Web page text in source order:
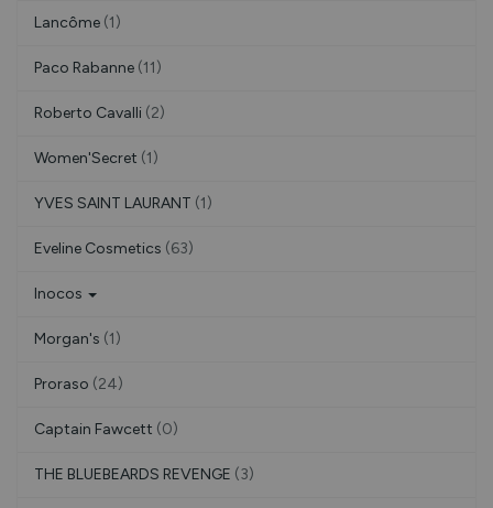
Lancôme (1)
Paco Rabanne (11)
Roberto Cavalli (2)
Women'Secret (1)
YVES SAINT LAURANT (1)
Eveline Cosmetics (63)
Inocos
Morgan's (1)
Proraso (24)
Captain Fawcett (0)
THE BLUEBEARDS REVENGE (3)